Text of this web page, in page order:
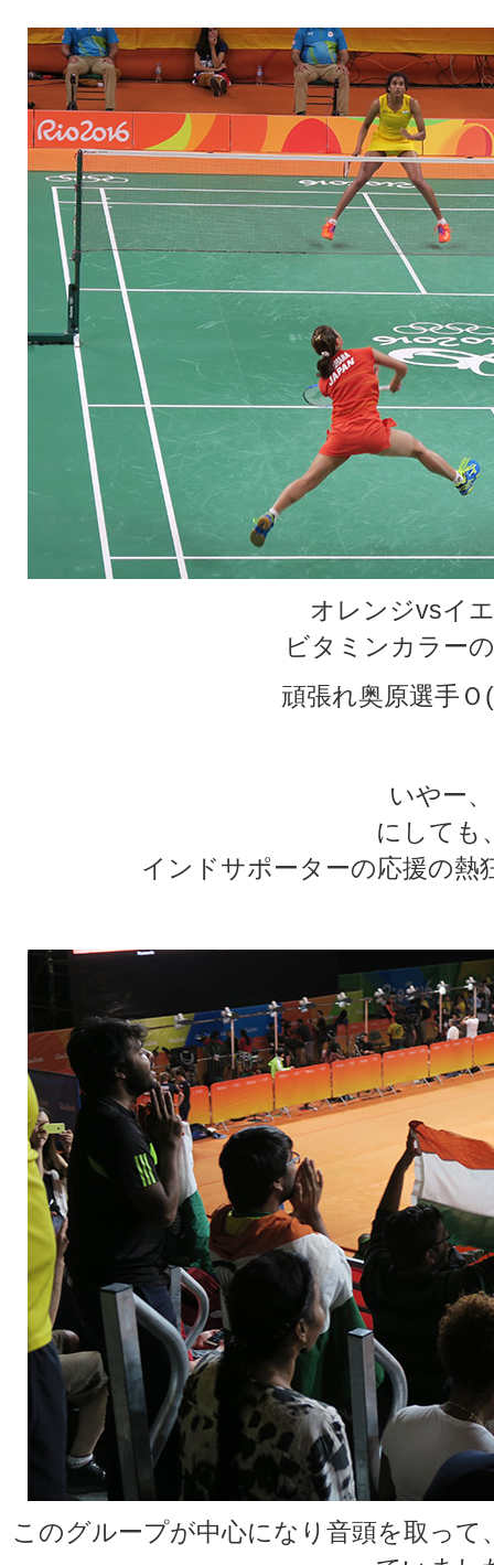
オレンジvsイ
ビタミンカラー
頑張れ奥原選手
いやー、
にしても
インドサポーターの応援の熱
このグループが中心になり音頭を取っ